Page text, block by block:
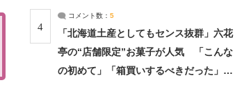
4
コメント数： 5
「北海道土産としてもセンス抜群」六花
亭の“店舗限定”お菓子が人気 「こんな
の初めて」「箱買いするべきだった」